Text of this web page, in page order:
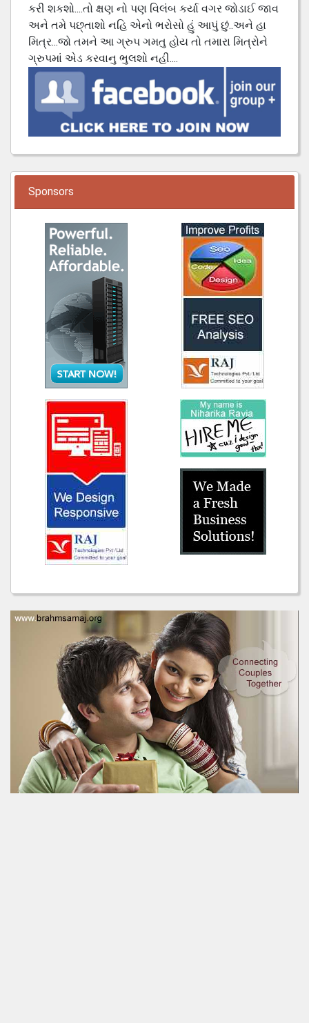
કરી શકશો....તો ક્ષણ નો પણ વિલંબ કર્યા વગર જોડાઈ જાવ
અને તમે પછ્તાશો નહિ એનો ભરોસો હું આપું છું..અને હા
મિત્ર...જો તમને આ ગ્રુપ ગમતુ હોય તો તમારા મિત્રોને
ગ્રુપમાં એડ કરવાનુ ભુલશો નહી....
Sponsors